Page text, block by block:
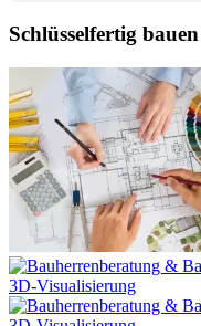
Schlüsselfertig bauen